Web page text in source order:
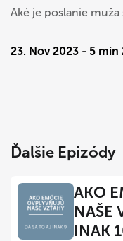
Aké je poslanie
23. Nov 2023 - 5 min
Ďalšie Epizódy
AKO
NAŠE
INAK